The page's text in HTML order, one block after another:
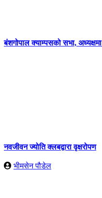
बंशगोपाल क्याम्पसको सभा,
नवजीवन ज्योति क्लबद्वारा वृक्षरोपण
भीमसेन पौडेल